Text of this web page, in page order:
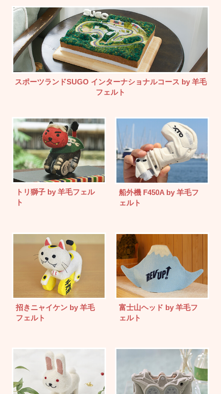
スポーツランドSUGO インターナショナルコース by 羊毛
フェルト
トリ獅子 by 羊毛フェル
ト
船外機 F450A by 羊毛フ
ェルト
招きニャイケン by 羊毛
フェルト
富士山ヘッド by 羊毛フ
ェルト